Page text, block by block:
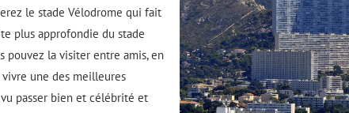
le stade Vélodrome qui fait
plus approfondie du stade
pouvez la visiter entre amis, en
une des meilleures
passer bien et célébrité et